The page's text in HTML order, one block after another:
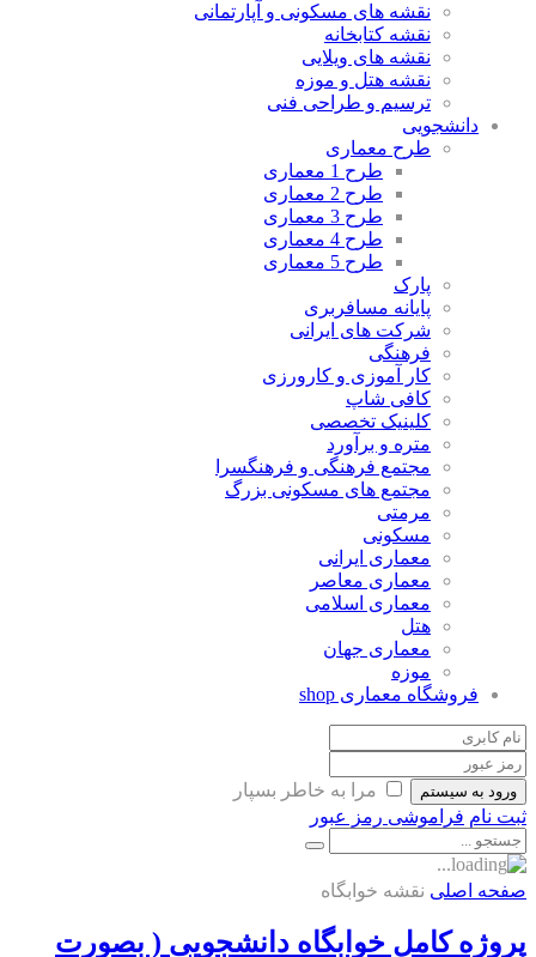
نقشه های مسکونی و آپارتمانی
نقشه کتابخانه
نقشه های ویلایی
نقشه هتل و موزه
ترسیم و طراحی فنی
دانشجویی
طرح معماری
طرح 1 معماری
طرح 2 معماری
طرح 3 معماری
طرح 4 معماری
طرح 5 معماری
پارک
پایانه مسافربری
شرکت های ایرانی
فرهنگی
کار آموزی و کارورزی
کافی شاپ
کلینیک تخصصی
متره و برآورد
مجتمع فرهنگی و فرهنگسرا
مجتمع های مسکونی بزرگ
مرمتی
مسکونی
معماری ایرانی
معماری معاصر
معماری اسلامی
هتل
معماری جهان
موزه
فروشگاه معماری shop
ورود به سیستم
مرا به خاطر بسپار
ثبت نام فراموشی رمز عبور
صفحه اصلی نقشه خوابگاه
پروژه کامل خوابگاه دانشجویی ( بصورت